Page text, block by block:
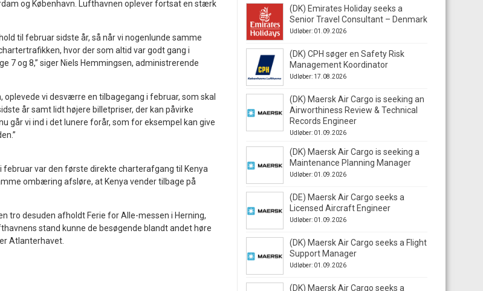
og København. Lufthavnen oplever fortsat en stærk
til februar sidste år, så når vi nogenlunde samme
hvor der som altid var godt gang i
7 og 8,” siger Niels Hemmingsen, administrerende
oplevede vi desværre en tilbagegang i februar, som skal
år samt lidt højere billetpriser, der kan påvirke
går vi ind i det lunere forår, som for eksempel kan give
februar var den første direkte charterafgang til Kenya
ombæring afsløre, at Kenya vender tilbage på
tro desuden afholdt Ferie for Alle-messen i Herning,
stand kunne de besøgende blandt andet høre
Atlanterhavet.
(DK) Emirates Holiday seeks a
Senior Travel Consultant – Denmark
Udløber: 01.09.2026
(DK) CPH søger en Safety Risk
Management Koordinator
Udløber: 17.08.2026
(DK) Maersk Air Cargo is seeking an
Airworthiness Review & Technical
Records Engineer
Udløber: 01.09.2026
(DK) Maersk Air Cargo is seeking a
Maintenance Planning Manager
Udløber: 01.09.2026
(DE) Maersk Air Cargo seeks a
Licensed Aircraft Engineer
Udløber: 01.09.2026
(DK) Maersk Air Cargo seeks a Flight
Support Manager
Udløber: 01.09.2026
(DK) Maersk Air Cargo seeks a